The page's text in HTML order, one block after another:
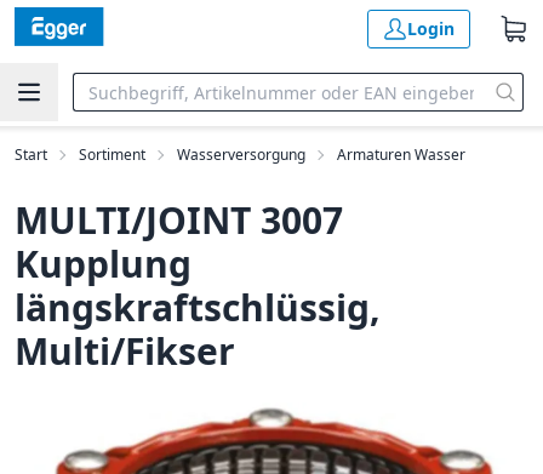
Login
Start Sortiment Wasserversorgung Armaturen Wasser
MULTI/JOINT 3007
Kupplung
längskraftschlüssig,
Multi/Fikser